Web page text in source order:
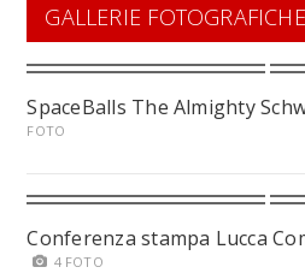
GALLERIE FOTOGRAFICHE
SpaceBalls The Almighty
FOTO
Conferenza stampa Lucca
4 FOTO